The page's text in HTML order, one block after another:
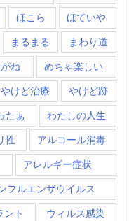
ほこら ほていや
まるまる まわり道
ね めちゃ楽しい
やけど治療 やけど跡
たぁ わたしの人生
性 アルコール消毒
アレルギー症状
フルエンザウイルス
ント ウィルス感染